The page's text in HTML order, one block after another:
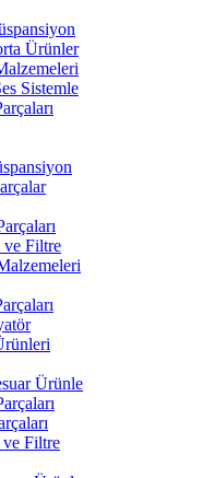
Ürünler
Sistemle
ve Filtre
Ürünle
ve Filtre